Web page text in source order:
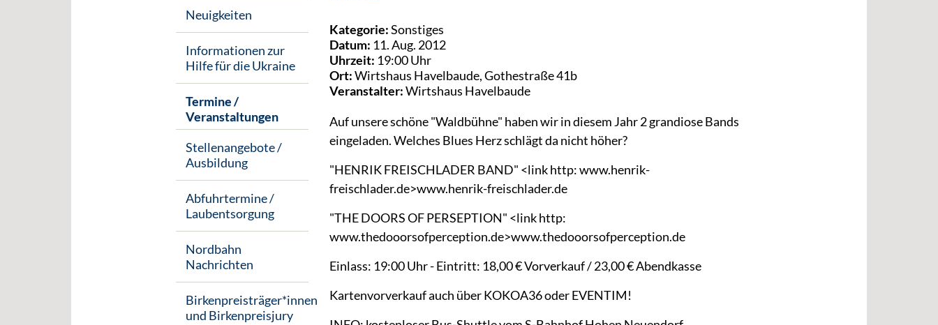
Neuigkeiten
Informationen zur
Hilfe für die Ukraine
Termine /
Veranstaltungen
Stellenangebote /
Ausbildung
Abfuhrtermine /
Laubentsorgung
Nordbahn
Nachrichten
Birkenpreisträger*innen
und Birkenpreisjury
Kategorie:Sonstiges
Datum: 11. Aug. 2012
Uhrzeit: 19:00 Uhr
Ort:Wirtshaus Havelbaude, Gothestraße 41b
Veranstalter:Wirtshaus Havelbaude
Auf unsere schöne "Waldbühne" haben wir in diesem Jahr 2 grandiose Bands
eingeladen. Welches Blues Herz schlägt da nicht höher?
"HENRIK FREISCHLADER BAND" <link http: www.henrik-
freischlader.de>www.henrik-freischlader.de
"THE DOORS OF PERSEPTION" <link http:
www.thedooorsofperception.de>www.thedooorsofperception.de
Einlass: 19:00 Uhr - Eintritt: 18,00 € Vorverkauf / 23,00 € Abendkasse
Kartenvorverkauf auch über KOKOA36 oder EVENTIM!